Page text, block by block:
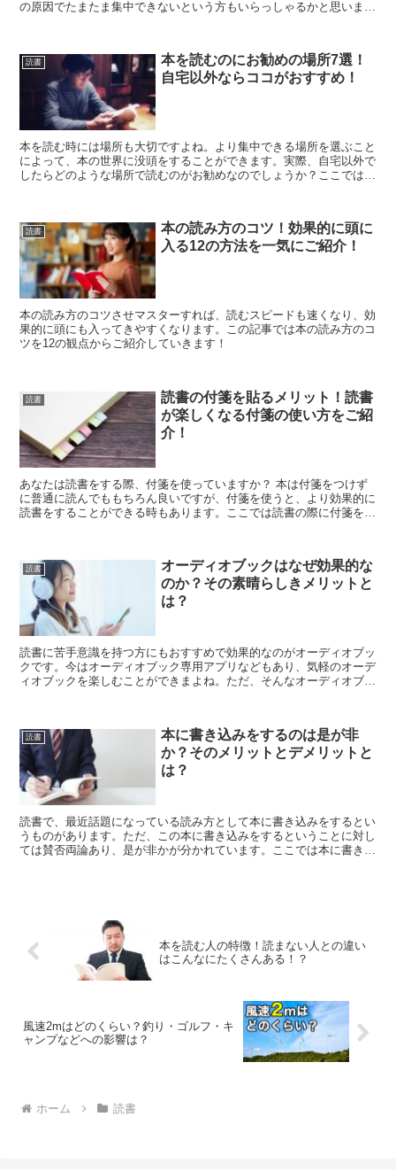
の原因でたまたま集中できないという方もいらっしゃるかと思いま
読書
本を読むのにお勧めの場所7選！
自宅以外ならココがおすすめ！
本を読む時には場所も大切ですよね。より集中できる場所を選ぶこと
によって、本の世界に没頭をすることができます。実際、自宅以外で
したらどのような場所で読むのがお勧めなのでしょうか？ここでは、
読書
本の読み方のコツ！効果的に頭に
入る12の方法を一気にご紹介！
本の読み方のコツさせマスターすれば、読むスピードも速くなり、効
果的に頭にも入ってきやすくなります。この記事では本の読み方のコ
ツを12の観点からご紹介していきます！
読書
読書の付箋を貼るメリット！読書
が楽しくなる付箋の使い方をご紹
介！
あなたは読書をする際、付箋を使っていますか？ 本は付箋をつけず
に普通に読んでももちろん良いですが、付箋を使うと、より効果的に
読書をすることができる時もあります。ここでは読書の際に付箋を使
読書
オーディオブックはなぜ効果的な
のか？その素晴らしきメリットと
は？
読書に苦手意識を持つ方にもおすすめで効果的なのがオーディオブッ
クです。今はオーディオブック専用アプリなどもあり、気軽のオーデ
ィオブックを楽しむことができまよね。ただ、そんなオーディオブッ
読書
本に書き込みをするのは是が非
か？そのメリットとデメリットと
は？
読書で、最近話題になっている読み方として本に書き込みをするとい
うものがあります。ただ、この本に書き込みをするということに対し
ては賛否両論あり、是が非かが分かれています。ここでは本に書き込
本を読む人の特徴！読まない人との違い
はこんなにたくさんある！？
風速2mはどのくらい？釣り・ゴルフ・キ
ャンプなどへの影響は？
ホーム 読書